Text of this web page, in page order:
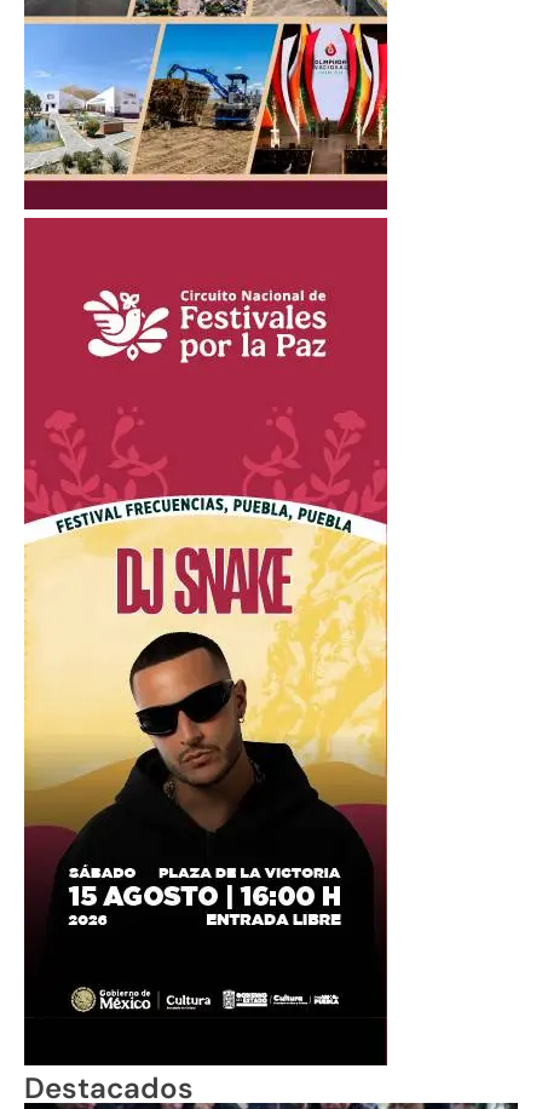
Destacados